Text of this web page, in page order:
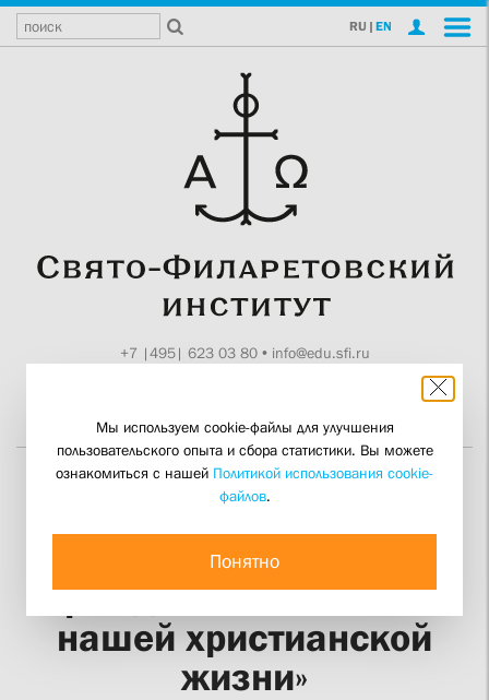
RU | EN
+7 |495| 623 03 80• info@edu.sfi.ru
«Исповедание веры в
Святую Троицу
рождается из опыта
нашей христианской
жизни»
Мы используем cookie-файлы для улучшения
пользовательского опыта и сбора статистики. Вы можете
ознакомиться с нашей Политикой использования cookie-
файлов.
Понятно